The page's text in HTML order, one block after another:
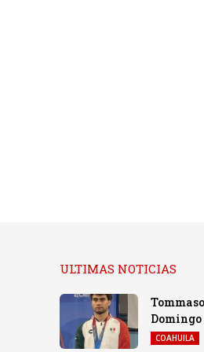
ULTIMAS NOTICIAS
Domingo
COAHUILA